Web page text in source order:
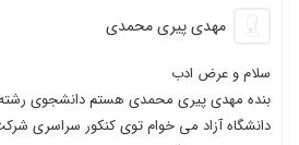
مهدی پیری محمدی
سلام و عرض ادب
دانشگاه آزاد می خوام توی کنکور سراسری